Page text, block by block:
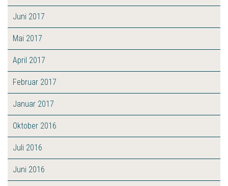
Juni 2017
Mai 2017
April 2017
Februar 2017
Januar 2017
Oktober 2016
Juli 2016
Juni 2016